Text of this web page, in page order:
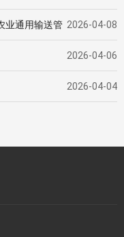
业通用输送管 2026-04-08
2026-04-06
2026-04-04